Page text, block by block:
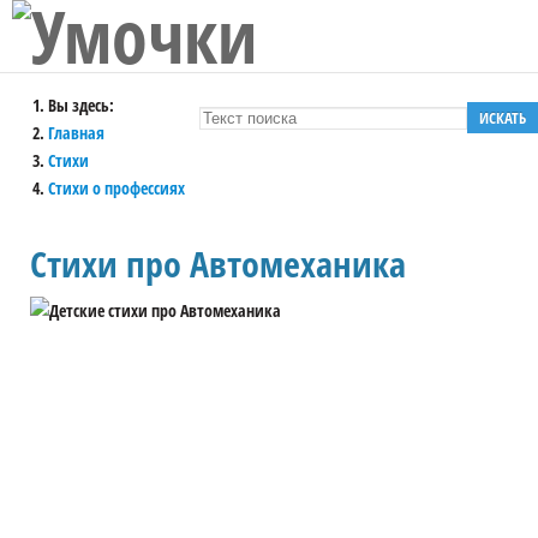
ИСКАТЬ
Вы здесь:
Главная
Стихи
Стихи о профессиях
Стихи про Автомеханика